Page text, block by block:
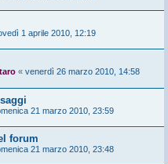
1 aprile 2010, 12:19
« venerdì 26 marzo 2010, 14:58
21 marzo 2010, 23:59
forum
21 marzo 2010, 23:48